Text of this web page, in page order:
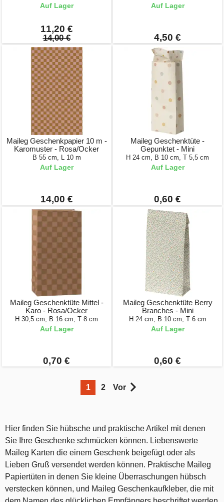
Auf Lager
11,20 €
14,00 €
Auf Lager
4,50 €
Maileg Geschenkpapier 10 m -
Karomuster - Rosa/Ocker
B 55 cm, L 10 m
Auf Lager
14,00 €
Maileg Geschenktüte -
Gepunktet - Mini
H 24 cm, B 10 cm, T 5,5 cm
Auf Lager
0,60 €
Maileg Geschenktüte Mittel -
Karo - Rosa/Ocker
H 30,5 cm, B 16 cm, T 8 cm
Auf Lager
0,70 €
Maileg Geschenktüte Berry
Branches - Mini
H 24 cm, B 10 cm, T 6 cm
Auf Lager
0,60 €
1 2 Vor
Hier finden Sie hübsche und praktische Artikel mit denen
Sie Ihre Geschenke schmücken können. Liebenswerte
Maileg Karten die einem Geschenk beigefügt oder als
Lieben Gruß versendet werden können. Praktische Maileg
Papiertüten in denen Sie kleine Überraschungen hübsch
verstecken können, und Maileg Geschenkaufkleber, die mit